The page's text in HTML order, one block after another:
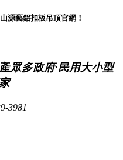
源藝鋁扣板吊頂官網！
眾多政府·民用大小型
3981